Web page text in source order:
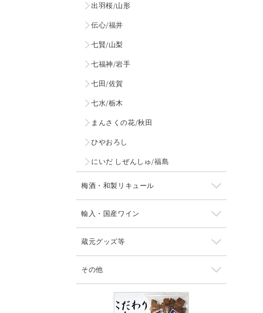
出羽桜/山形
伝心/福井
七賢/山梨
七福神/岩手
七田/佐賀
七水/栃木
まんさくの花/秋田
ひやおろし
にいだ しぜんしゅ/福島
梅酒・和製リキュール
輸入・国産ワイン
蔵元グッズ等
その他